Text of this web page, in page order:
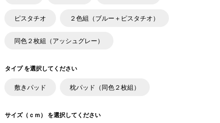
ピスタチオ ２色組（ブルー＋ピスタチオ）
同色２枚組（アッシュグレー）
タイプ を選択してください
敷きパッド 枕パッド（同色２枚組）
サイズ（ｃｍ） を選択してください